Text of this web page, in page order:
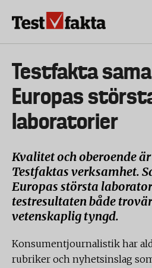
Huvudmeny
ny
Testfakta
Europas
laboratorier
Kvalitet och oberoende
Testfaktas verksamhet.
Europas största
test­resultaten både
vetenskaplig tyngd.
Konsumentjournalistik har
rubriker och nyhetsinslag